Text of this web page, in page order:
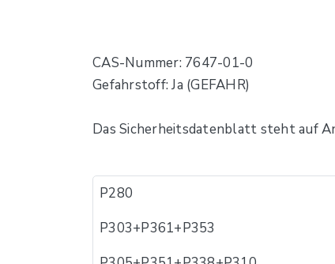
CAS-Nummer: 7647-01-0
Gefahrstoff: Ja (GEFAHR)
Das Sicherheitsdatenblatt steht auf
P280
P​303+P361+P353​